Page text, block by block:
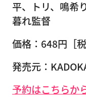
平、トリ、鳴希
暮れ監督
価格：648円［税
発売元：
予約はこちらか